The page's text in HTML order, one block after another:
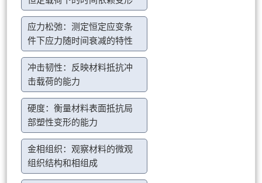
应力松弛：测定恒定应变条
件下应力随时间衰减的特性
冲击韧性：反映材料抵抗冲
击载荷的能力
硬度：衡量材料表面抵抗局
部塑性变形的能力
金相组织：观察材料的微观
组织结构和相组成